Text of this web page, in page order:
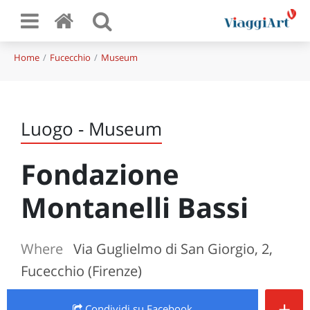
Home Fucecchio Museum
Luogo - Museum
Fondazione
Montanelli Bassi
Where Via Guglielmo di San Giorgio, 2,
Fucecchio (Firenze)